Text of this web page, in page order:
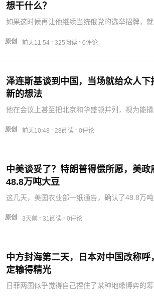
想干什么？
如果这时候再让他继续当统俄党的选举招牌，就
着国家脸面，拉夫罗夫在过去二十多年里，在国
原创 前天11:54 · 325阅读 · 0评论
泽连斯基谈到中国，当场就给众人下
新的想法
他在会议上甚至把北京和华盛顿并列，视为能撬
澜认为，泽连斯基这次当场下指示，表面上看是
原创 前天10:48 · 28阅读 · 0评论
中美谈妥了？特朗普得偿所愿，美政
48.8万吨大豆
这几天，美国农业部一纸通告，确认了48.8万吨
背景下，这笔大单立刻在市场上引发了不小的波
原创 3天前 · 31阅读 · 0评论
中方封海第二天，日本对中国改称
定输得精光
日菲两国似乎觉得自己捏住了某种地缘博弈的